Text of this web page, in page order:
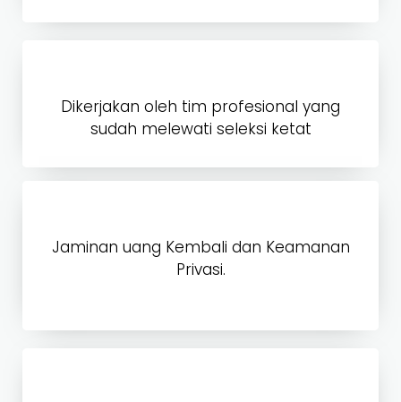
Dikerjakan oleh tim profesional yang
sudah melewati seleksi ketat
Jaminan uang Kembali dan Keamanan
Privasi.